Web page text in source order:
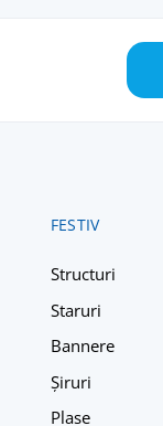
FESTIV
Structuri
Staruri
Bannere
Șiruri
Plase